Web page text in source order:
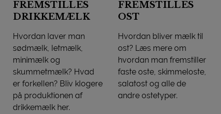
FREMSTILLES
DRIKKEMÆLK
Hvordan laver man
sødmælk, letmælk,
minimælk og
skummetmælk? Hvad
er forkellen? Bliv klogere
på produktionen af
drikkemælk her.
FREMSTILLES
OST
Hvordan bliver mælk til
ost? Læs mere om
hvordan man fremstiller
faste oste, skimmeloste,
salatost og alle de
andre ostetyper.